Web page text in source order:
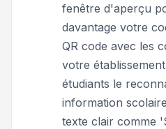
fenêtre d'aperçu
davantage votre
QR code avec les
votre
étudiants le
information
texte clair comme